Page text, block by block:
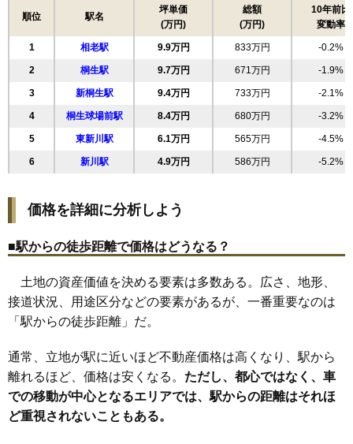
7.7万円 577万円 -4.9%
7.6万円 311万円 -17.4%
19 平井町 7.5万円 359万円 -1.1%
20 清瀬町 7.1万円 362万円 -3.5%
21 堤町 6.8万円 450万円 -4.4%
22 三吉町 6.5万円 215万円 -17.7%
23 菱町 5.8万円 496万円 -1.2%
24 梅田町 5.4万円 500万円 -1.0%
26 新里町新川 5.3万円
28 新里町小林 4.8万円 743万円 1.5%
29 新里町武井 4.8万円 685万円 -2.4%
30 新里町山上 3.8万円 411万円 -5.5%
31 新里町野
32 新里町鶴ケ谷 2.0万円 278万円 -4.7%
33 新里町高泉 2.0万円 203万円 33.6%
34 黒保根町宿廻 1.3万円 44万円 -21.8%
35 新里町板橋 1.3万円
順位 駅名
坪単価
(万円)
総額
(万円)
10年前比
変動率
1 相老駅 9.9万円 833万円 -0.2%
2 桐生駅 9.7万円 671万円 -1.9%
3 新桐生駅 9.4万円 733万円 -2.1%
4 桐生球場前駅 8.4万円 680万円 -3.2%
5 東新川駅 6.1万円 565万円 -4.5%
6 新川駅 4.9万円 586万円 -5.2%
価格を詳細に分析しよう
■駅からの徒歩距離で価格はどうなる？
土地の資産価値を決める要素は多数ある。広さ、地形、
接道状況、用途区分などの要素があるが、一番重要なのは
「駅からの徒歩距離」だ。
通常、立地が駅に近いほど不動産価格は高くなり、駅から
離れるほど、価格は安くなる。 ただし、都心ではなく、車
での移動が中心となるエリアでは、駅からの距離はそれほ
ど重視されないこともある。